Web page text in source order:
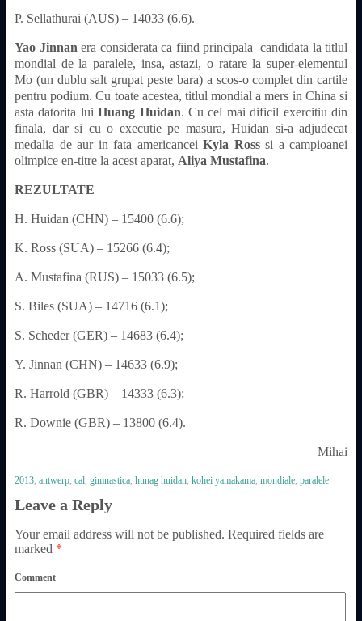
P. Sellathurai (AUS) – 14033 (6.6).
Yao Jinnan era considerata ca fiind principala candidata la titlul
mondial de la paralele, insa, astazi, o ratare la super-elementul
Mo (un dublu salt grupat peste bara) a scos-o complet din cartile
pentru podium. Cu toate acestea, titlul mondial a mers in China si
asta datorita luiHuang Huidan. Cu cel mai dificil exercitiu din
finala, dar si cu o executie pe masura, Huidan si-a adjudecat
medalia de aur in fata americancei Kyla Rosssi a campioanei
olimpice en-titre la acest aparat, Aliya Mustafina.
REZULTATE
H. Huidan (CHN) – 15400 (6.6);
K. Ross (SUA) – 15266 (6.4);
A. Mustafina (RUS) – 15033 (6.5);
S. Biles (SUA) – 14716 (6.1);
S. Scheder (GER) – 14683 (6.4);
Y. Jinnan (CHN) – 14633 (6.9);
R. Harrold (GBR) – 14333 (6.3);
R. Downie (GBR) – 13800 (6.4).
Mihai
2013, antwerp, cal, gimnastica, hunag huidan, kohei yamakama, mondiale, paralele
Leave a Reply
Your email address will not be published. Required fields are
marked *
Comment